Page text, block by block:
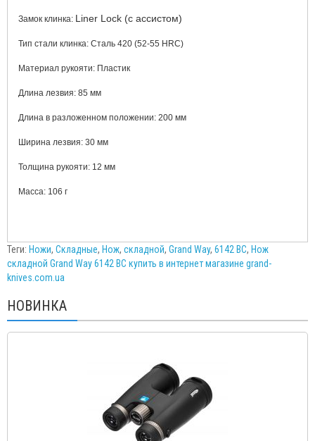
Замок клинка: Liner Lock (с ассистом)
Тип стали клинка: Сталь 420 (52-55 HRC)
Материал рукояти: Пластик
Длина лезвия: 85 мм
Длина в разложенном положении: 200 мм
Ширина лезвия: 30 мм
Толщина рукояти: 12 мм
Масса: 106 г
Теги: Ножи, Складные, Нож, складной, Grand Way, 6142 BC, Нож
складной Grand Way 6142 BC купить в интернет магазине grand-
knives.com.ua
НОВИНКА